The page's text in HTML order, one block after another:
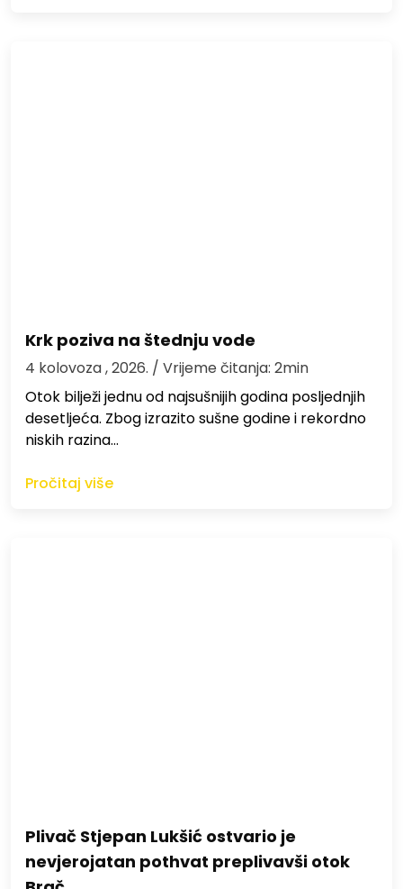
Krk poziva na štednju vode
4 kolovoza , 2026. / Vrijeme čitanja: 2min
Otok bilježi jednu od najsušnijih godina posljednjih
desetljeća. Zbog izrazito sušne godine i rekordno
niskih razina…
Pročitaj više
Plivač Stjepan Lukšić ostvario je
nevjerojatan pothvat preplivavši otok